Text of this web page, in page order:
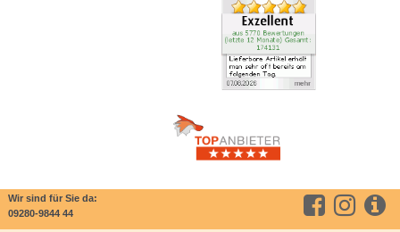
Wir sind für Sie da:
09280-9844 44